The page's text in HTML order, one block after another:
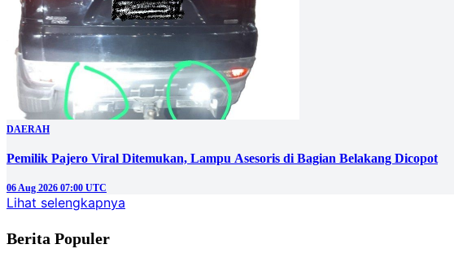
DAERAH
Pemilik Pajero Viral Ditemukan, Lampu Asesoris di Bagian Belakang Dicopot
06 Aug 2026 07:00 UTC
Lihat selengkapnya
Berita Populer